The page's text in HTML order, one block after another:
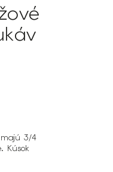
majú 3/4
Kúsok